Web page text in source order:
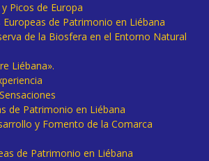
Picos de Europa
Europeas de Patrimonio en Liébana
de la Biosfera en el Entorno Natural
Liébana».
de Patrimonio en Liébana
y Fomento de la Comarca
de Patrimonio en Liébana